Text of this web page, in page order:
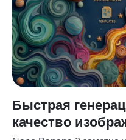
Быстрая
качество